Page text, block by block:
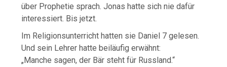
über Prophetie sprach. Jonas hatte sich nie dafür
interessiert. Bis jetzt.
Im Religionsunterricht hatten sie Daniel 7 gelesen.
Und sein Lehrer hatte beiläufig erwähnt:
„Manche sagen, der Bär steht für Russland.“